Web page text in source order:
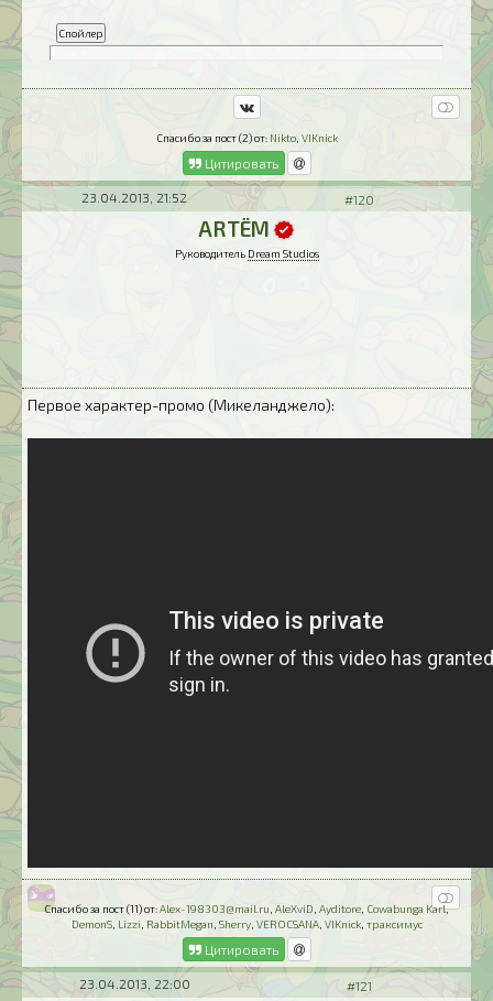
Спасибо за пост (2) от: Nikto, VIKnick
Цитировать
23.04.2013, 21:52 #120
ARTЁM
Руководитель Dream Studios
Первое характер-промо (Микеланджело):
Спасибо за пост (11) от:Alex-198303@mail.ru AleXviD Ayditore Cowabunga Karl,
DemonS, Lizzi RabbitMegan Sherry, VEROCSANA, VIKnick, траксимус
Цитировать
23.04.2013, 22:00 #121